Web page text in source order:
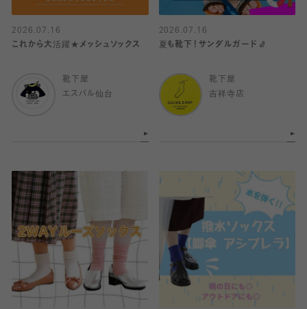
2026.07.16
これから大活躍★メッシュソックス
靴下屋
エスパル仙台
2026.07.16
夏も靴下！サンダルガード🧦
靴下屋
吉祥寺店